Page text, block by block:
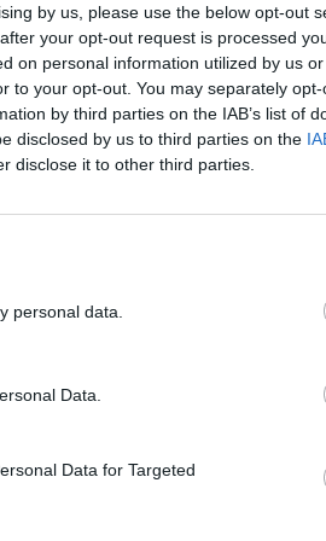
by us, please use the below opt-out
your opt-out request is processed
on personal information utilized by us
to your opt-out. You may separately
by third parties on the IAB’s list of
disclosed by us to third parties on the
disclose it to other third parties.
personal data.
Data.
Data for Targeted
39.412. En el
7,2% su actividad. Los
un 6% en las casas rurales
económica en
bancaria visualiza un
de visitantes y el nivel
de la oferta. Durante el
en viajes subió
que cada catalán ha
vacaciones. En paralelo
de los territorios del